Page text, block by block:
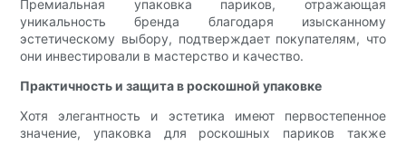
Премиальная упаковка париков, отражающая
уникальность бренда благодаря изысканному
эстетическому выбору, подтверждает покупателям, что
они инвестировали в мастерство и качество.
Практичность и защита в роскошной упаковке
Хотя элегантность и эстетика имеют первостепенное
значение, упаковка для роскошных париков также